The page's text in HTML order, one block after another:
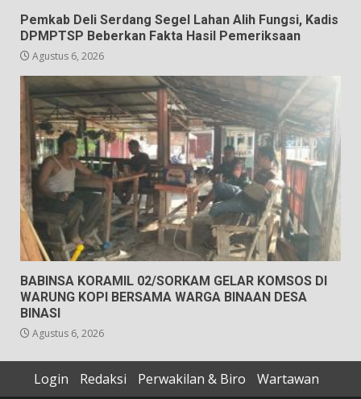
Pemkab Deli Serdang Segel Lahan Alih Fungsi, Kadis
DPMPTSP Beberkan Fakta Hasil Pemeriksaan
Agustus 6, 2026
BABINSA KORAMIL 02/SORKAM GELAR KOMSOS DI
WARUNG KOPI BERSAMA WARGA BINAAN DESA
BINASI
Agustus 6, 2026
Login Redaksi Perwakilan & Biro Wartawan